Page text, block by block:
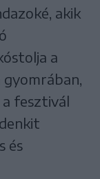
akik
a
a fesztivál
és